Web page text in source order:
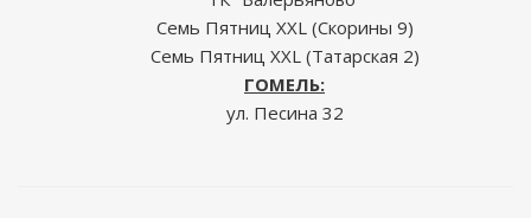
Семь Пятниц XXL (Скорины 9)
Семь Пятниц XXL (Татарская 2)
ГОМЕЛЬ:
ул. Песина 32